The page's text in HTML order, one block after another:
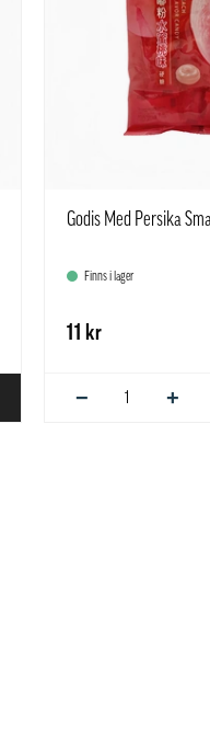
Godis Med Persika
Finns i lager
11 kr
− +